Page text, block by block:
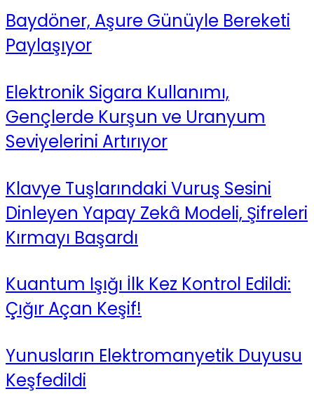
Baydöner, Aşure Günüyle Bereketi
Paylaşıyor
Elektronik Sigara Kullanımı,
Gençlerde Kurşun ve Uranyum
Seviyelerini Artırıyor
Klavye Tuşlarındaki Vuruş Sesini
Dinleyen Yapay Zekâ Modeli, Şifreleri
Kırmayı Başardı
Kuantum Işığı İlk Kez Kontrol Edildi:
Çığır Açan Keşif!
Yunusların Elektromanyetik Duyusu
Keşfedildi